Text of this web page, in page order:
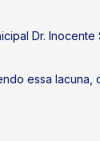
Dr.
essa